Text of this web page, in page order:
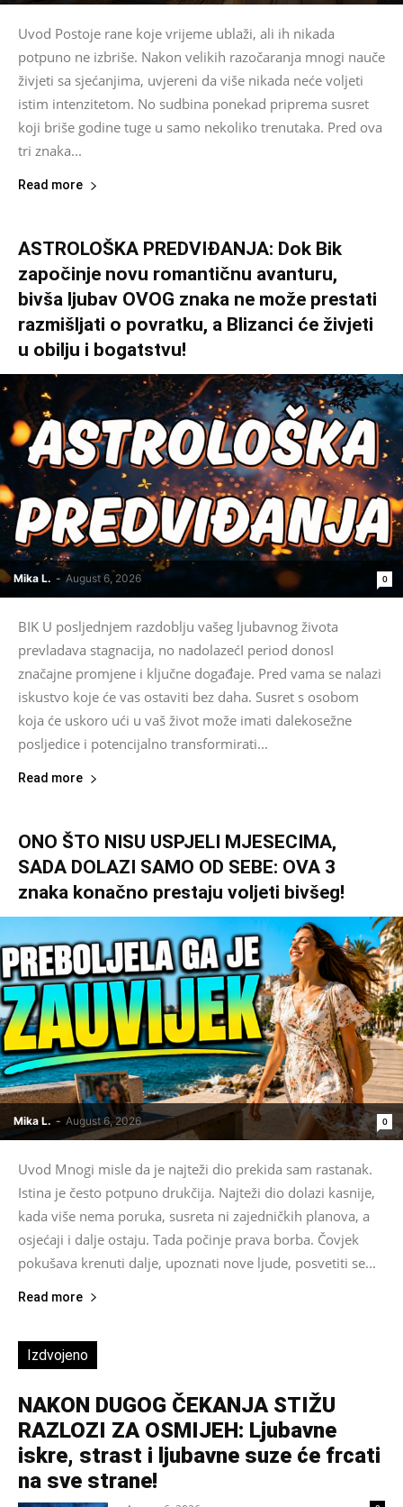
Uvod Postoje rane koje vrijeme ublaži, ali ih nikada
potpuno ne izbriše. Nakon velikih razočaranja mnogi nauče
živjeti sa sjećanjima, uvjereni da više nikada neće voljeti
istim intenzitetom. No sudbina ponekad priprema susret
koji briše godine tuge u samo nekoliko trenutaka. Pred ova
tri znaka...
Read more
ASTROLOŠKA PREDVIĐANJA: Dok Bik
započinje novu romantičnu avanturu,
bivša ljubav OVOG znaka ne može prestati
razmišljati o povratku, a Blizanci će živjeti
u obilju i bogatstvu!
Mika L. - August 6, 2026 0
BIK U posljednjem razdoblju vašeg ljubavnog života
prevladava stagnacija, no nadolazećI period donosI
značajne promjene i ključne događaje. Pred vama se nalazi
iskustvo koje će vas ostaviti bez daha. Susret s osobom
koja će uskoro ući u vaš život može imati dalekosežne
posljedice i potencijalno transformirati...
Read more
ONO ŠTO NISU USPJELI MJESECIMA,
SADA DOLAZI SAMO OD SEBE: OVA 3
znaka konačno prestaju voljeti bivšeg!
Mika L. - August 6, 2026 0
Uvod Mnogi misle da je najteži dio prekida sam rastanak.
Istina je često potpuno drukčija. Najteži dio dolazi kasnije,
kada više nema poruka, susreta ni zajedničkih planova, a
osjećaji i dalje ostaju. Tada počinje prava borba. Čovjek
pokušava krenuti dalje, upoznati nove ljude, posvetiti se...
Read more
Izdvojeno
NAKON DUGOG ČEKANJA STIŽU
RAZLOZI ZA OSMIJEH: Ljubavne
iskre, strast i ljubavne suze će frcati
na sve strane!